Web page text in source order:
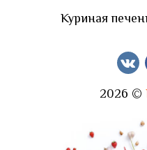
Куриная
2026 ©